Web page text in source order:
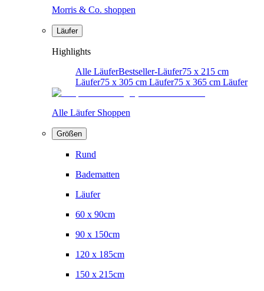
Morris & Co. shoppen
Läufer
Highlights
Alle LäuferBestseller-Läufer75 x 215 cm
Läufer75 x 305 cm Läufer75 x 365 cm Läufer
Alle Läufer Shoppen
Größen
Rund
Badematten
Läufer
60 x 90cm
90 x 150cm
120 x 185cm
150 x 215cm